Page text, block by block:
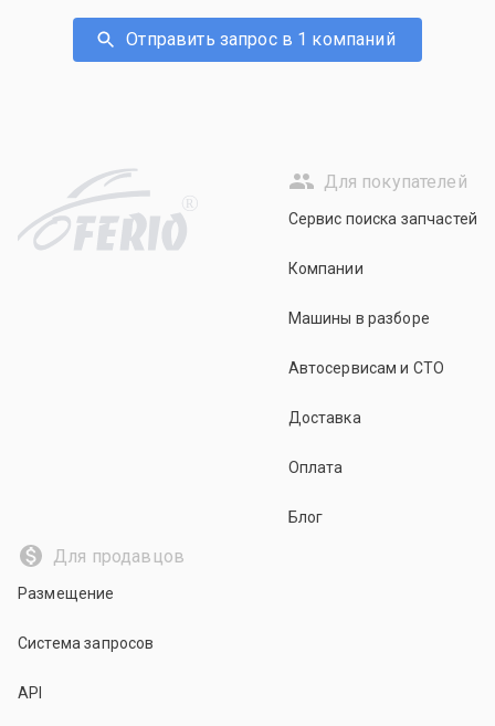
Отправить запрос в 1 компаний
R
Для покупателей
Сервис поиска запчастей
Компании
Машины в разборе
Автосервисам и СТО
Доставка
Оплата
Блог
Для продавцов
Размещение
Система запросов
API